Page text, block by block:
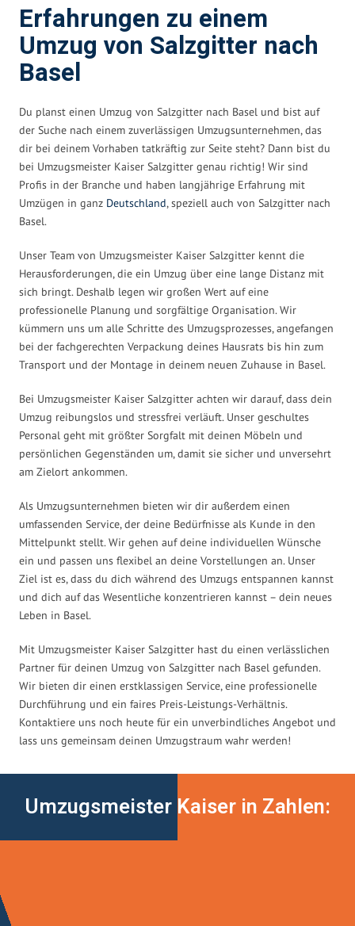
Erfahrungen zu einem
Umzug von Salzgitter nach
Basel
Du planst einen Umzug von Salzgitter nach Basel und bist auf
der Suche nach einem zuverlässigen Umzugsunternehmen, das
dir bei deinem Vorhaben tatkräftig zur Seite steht? Dann bist du
bei Umzugsmeister Kaiser Salzgitter genau richtig! Wir sind
Profis in der Branche und haben langjährige Erfahrung mit
Umzügen in ganz Deutschland, speziell auch von Salzgitter nach
Basel.
Unser Team von Umzugsmeister Kaiser Salzgitter kennt die
Herausforderungen, die ein Umzug über eine lange Distanz mit
sich bringt. Deshalb legen wir großen Wert auf eine
professionelle Planung und sorgfältige Organisation. Wir
kümmern uns um alle Schritte des Umzugsprozesses, angefangen
bei der fachgerechten Verpackung deines Hausrats bis hin zum
Transport und der Montage in deinem neuen Zuhause in Basel.
Bei Umzugsmeister Kaiser Salzgitter achten wir darauf, dass dein
Umzug reibungslos und stressfrei verläuft. Unser geschultes
Personal geht mit größter Sorgfalt mit deinen Möbeln und
persönlichen Gegenständen um, damit sie sicher und unversehrt
am Zielort ankommen.
Als Umzugsunternehmen bieten wir dir außerdem einen
umfassenden Service, der deine Bedürfnisse als Kunde in den
Mittelpunkt stellt. Wir gehen auf deine individuellen Wünsche
ein und passen uns flexibel an deine Vorstellungen an. Unser
Ziel ist es, dass du dich während des Umzugs entspannen kannst
und dich auf das Wesentliche konzentrieren kannst – dein neues
Leben in Basel.
Mit Umzugsmeister Kaiser Salzgitter hast du einen verlässlichen
Partner für deinen Umzug von Salzgitter nach Basel gefunden.
Wir bieten dir einen erstklassigen Service, eine professionelle
Durchführung und ein faires Preis-Leistungs-Verhältnis.
Kontaktiere uns noch heute für ein unverbindliches Angebot und
lass uns gemeinsam deinen Umzugstraum wahr werden!
Umzugsmeister Kaiser in Zahlen: